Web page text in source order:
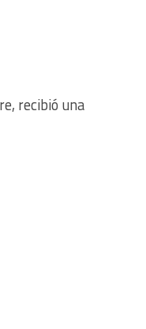
recibió una